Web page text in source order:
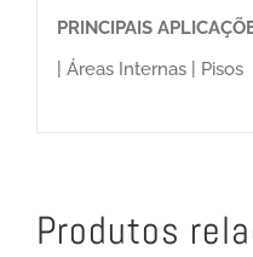
PRINCIPAIS
| Áreas Internas | Pisos
Produtos